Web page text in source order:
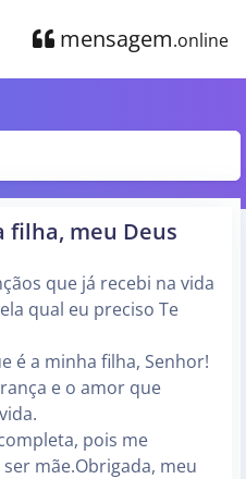
mensagem.online
filha, meu Deus
que já recebi na vida
qual eu preciso Te
é a minha filha, Senhor!
e o amor que
pois me
mãe.Obrigada, meu